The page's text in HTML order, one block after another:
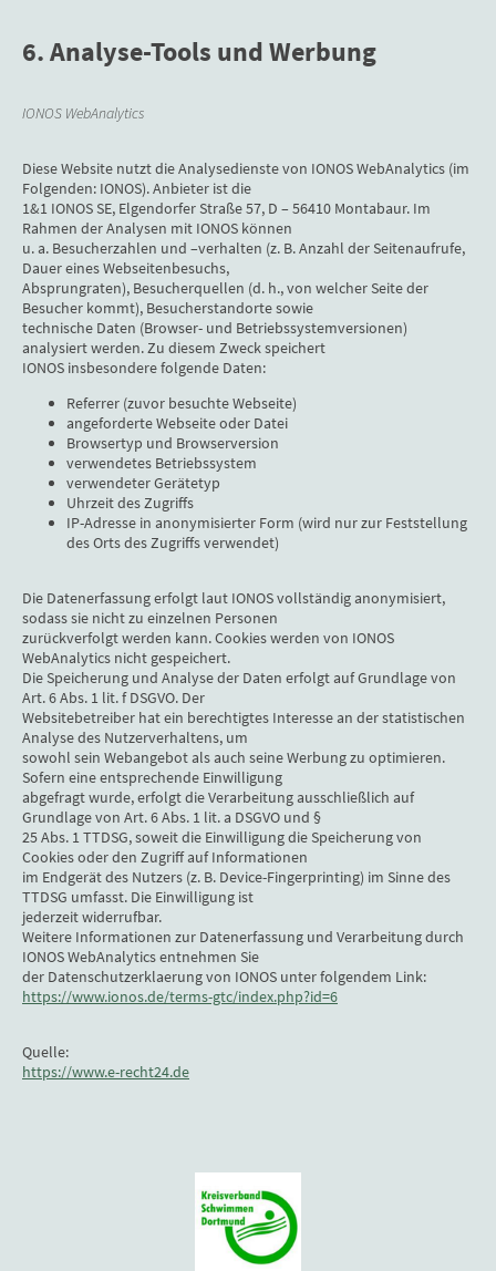
6. Analyse-Tools und Werbung
IONOS WebAnalytics
Diese Website nutzt die Analysedienste von IONOS WebAnalytics (im
Folgenden: IONOS). Anbieter ist die
1&1 IONOS SE, Elgendorfer Straße 57, D – 56410 Montabaur. Im
Rahmen der Analysen mit IONOS können
u. a. Besucherzahlen und –verhalten (z. B. Anzahl der Seitenaufrufe,
Dauer eines Webseitenbesuchs,
Absprungraten), Besucherquellen (d. h., von welcher Seite der
Besucher kommt), Besucherstandorte sowie
technische Daten (Browser- und Betriebssystemversionen)
analysiert werden. Zu diesem Zweck speichert
IONOS insbesondere folgende Daten:
Referrer (zuvor besuchte Webseite)
angeforderte Webseite oder Datei
Browsertyp und Browserversion
verwendetes Betriebssystem
verwendeter Gerätetyp
Uhrzeit des Zugriffs
IP-Adresse in anonymisierter Form (wird nur zur Feststellung
des Orts des Zugriffs verwendet)
Die Datenerfassung erfolgt laut IONOS vollständig anonymisiert,
sodass sie nicht zu einzelnen Personen
zurückverfolgt werden kann. Cookies werden von IONOS
WebAnalytics nicht gespeichert.
Die Speicherung und Analyse der Daten erfolgt auf Grundlage von
Art. 6 Abs. 1 lit. f DSGVO. Der
Websitebetreiber hat ein berechtigtes Interesse an der statistischen
Analyse des Nutzerverhaltens, um
sowohl sein Webangebot als auch seine Werbung zu optimieren.
Sofern eine entsprechende Einwilligung
abgefragt wurde, erfolgt die Verarbeitung ausschließlich auf
Grundlage von Art. 6 Abs. 1 lit. a DSGVO und §
25 Abs. 1 TTDSG, soweit die Einwilligung die Speicherung von
Cookies oder den Zugriff auf Informationen
im Endgerät des Nutzers (z. B. Device-Fingerprinting) im Sinne des
TTDSG umfasst. Die Einwilligung ist
jederzeit widerrufbar.
Weitere Informationen zur Datenerfassung und Verarbeitung durch
IONOS WebAnalytics entnehmen Sie
der Datenschutzerklaerung von IONOS unter folgendem Link:
https://www.ionos.de/terms-gtc/index.php?id=6
Quelle:
https://www.e-recht24.de